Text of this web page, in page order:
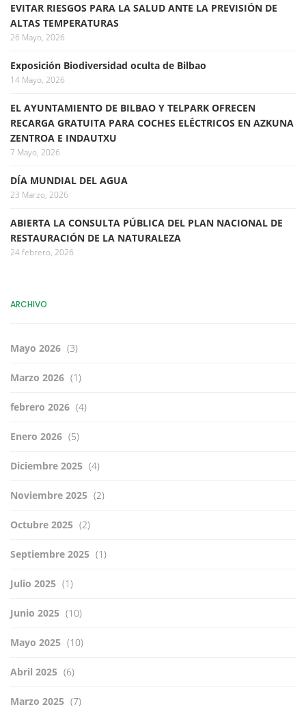
EVITAR RIESGOS PARA LA SALUD ANTE LA PREVISIÓN DE
ALTAS TEMPERATURAS
26 Mayo, 2026
Exposición Biodiversidad oculta de Bilbao
14 Mayo, 2026
EL AYUNTAMIENTO DE BILBAO Y TELPARK OFRECEN
RECARGA GRATUITA PARA COCHES ELÉCTRICOS EN AZKUNA
ZENTROA E INDAUTXU
7 Mayo, 2026
DÍA MUNDIAL DEL AGUA
23 Marzo, 2026
ABIERTA LA CONSULTA PÚBLICA DEL PLAN NACIONAL DE
RESTAURACIÓN DE LA NATURALEZA
24 febrero, 2026
ARCHIVO
Mayo 2026 (3)
Marzo 2026 (1)
febrero 2026 (4)
Enero 2026 (5)
Diciembre 2025 (4)
Noviembre 2025 (2)
Octubre 2025 (2)
Septiembre 2025 (1)
Julio 2025 (1)
Junio 2025 (10)
Mayo 2025 (10)
Abril 2025 (6)
Marzo 2025 (7)